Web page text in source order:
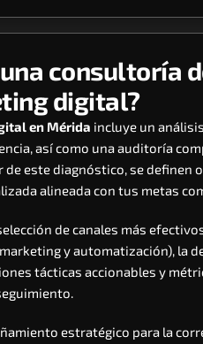
consultoría
digital?
en Mérida incluye un
así como una auditoría
de este diagnóstico, se definen
alineada con tus metas
de canales más efectivos
y automatización), la
tácticas accionables y
estratégico para la